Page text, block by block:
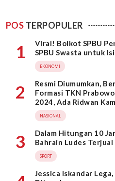
POS TERPOPULER
1
Viral! Boikot SPBU
SPBU Swasta untuk
EKONOMI
2
Resmi Diumumkan,
Formasi TKN
2024, Ada Ridwan
Wahid
NASIONAL
3
Dalam Hitungan 10
Bahrain Ludes Terjual
SPORT
Jessica Iskandar